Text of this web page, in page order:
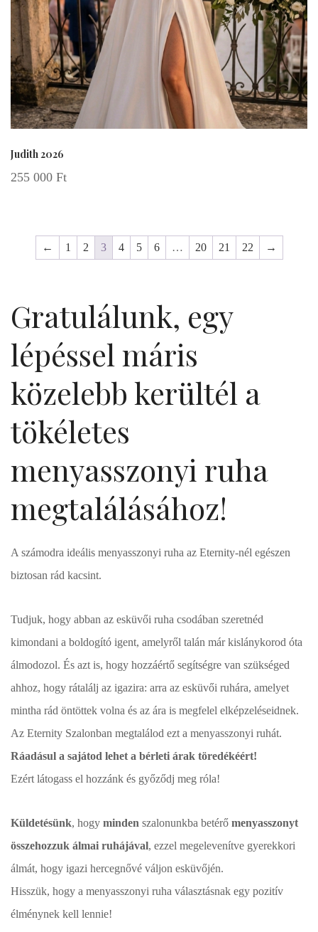
Judith 2026
255 000 Ft
← 1 2 3 4 5 6 … 20 21 22 →
Gratulálunk, egy
lépéssel máris
közelebb kerültél a
tökéletes
menyasszonyi ruha
megtalálásához!
A számodra ideális menyasszonyi ruha az Eternity-nél egészen
biztosan rád kacsint.
Tudjuk, hogy abban az esküvői ruha csodában szeretnéd
kimondani a boldogító igent, amelyről talán már kislánykorod óta
álmodozol. És azt is, hogy hozzáértő segítségre van szükséged
ahhoz, hogy rátalálj az igazira: arra az esküvői ruhára, amelyet
mintha rád öntöttek volna és az ára is megfelel elképzeléseidnek.
Az Eternity Szalonban megtalálod ezt a menyasszonyi ruhát.
Ráadásul a sajátod lehet a bérleti árak töredékéért!
Ezért látogass el hozzánk és győződj meg róla!
Küldetésünk, hogy minden szalonunkba betérő menyasszonyt
összehozzuk álmai ruhájával, ezzel megelevenítve gyerekkori
álmát, hogy igazi hercegnővé váljon esküvőjén.
Hisszük, hogy a menyasszonyi ruha választásnak egy pozitív
élménynek kell lennie!